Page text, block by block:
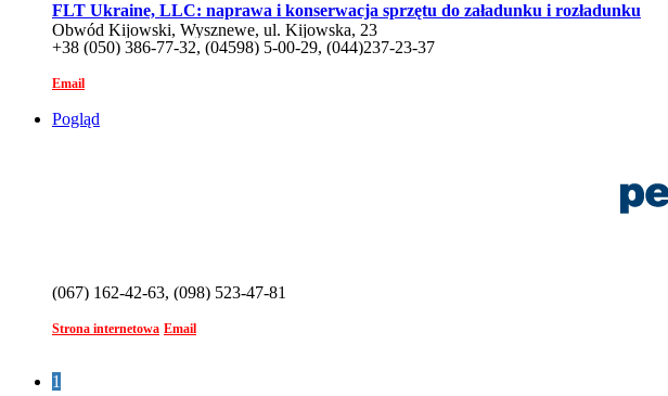
FLT Ukraine, LLC: naprawa i konserwacja sprzętu do załadunku i rozładunku
Obwód Kijowski, Wysznewe, ul. Kijowska, 23
+38 (050) 386-77-32, (04598) 5-00-29, (044)237-23-37
Email
Pogląd
(067) 162-42-63, (098) 523-47-81
Strona internetowa Email
1